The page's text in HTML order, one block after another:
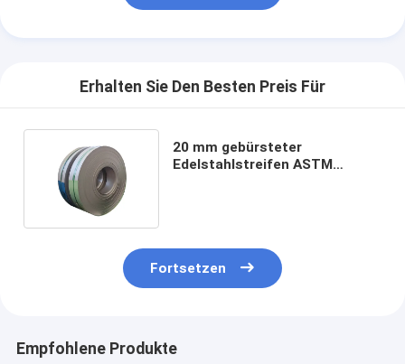
Erhalten Sie Den Besten Preis Für
20 mm gebürsteter
Edelstahlstreifen ASTM
Fortsetzen
Empfohlene Produkte